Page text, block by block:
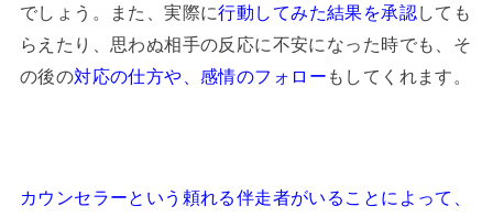
でしょう。また、実際に行動してみた結果を承認しても
らえたり、思わぬ相手の反応に不安になった時でも、そ
の後の対応の仕方や、感情のフォロー もしてくれます。
カウンセラーという頼れる伴走者がいることによって、